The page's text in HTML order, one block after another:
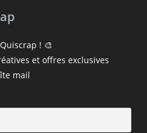
! 🎨
et offres exclusives
mail